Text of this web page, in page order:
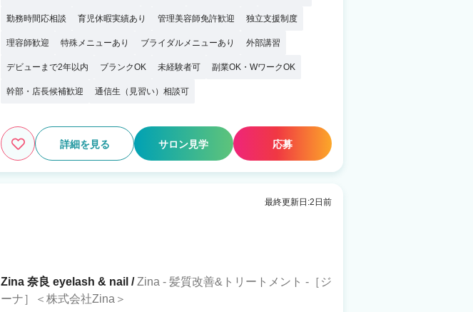
勤務時間応相談 育児休暇実績あり 管理美容師免許歓迎 独立支援制度
理容師歓迎 特殊メニューあり ブライダルメニューあり 外部講習
デビューまで2年以内 ブランクOK 未経験者可 副業OK・WワークOK
幹部・店長候補歓迎 通信生（見習い）相談可
詳細を見る サロン見学 応募
最終更新日:2日前
Zina 奈良 eyelash & nail /Zina - 髪質改善&トリートメント -［ジ
ーナ］＜株式会社Zina＞